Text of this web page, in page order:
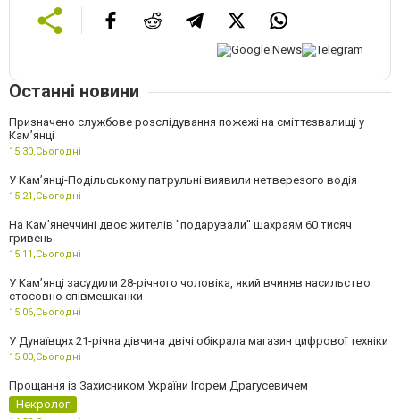
Останні новини
Призначено службове розслідування пожежі на сміттєзвалищі у
Кам’янці
15:30,Сьогодні
У Кам’янці-Подільському патрульні виявили нетверезого водія
15:21,Сьогодні
На Камʼянеччині двоє жителів "подарували" шахраям 60 тисяч
гривень
15:11,Сьогодні
У Камʼянці засудили 28-річного чоловіка, який вчиняв насильство
стосовно співмешканки
15:06,Сьогодні
У Дунаївцях 21-річна дівчина двічі обікрала магазин цифрової техніки
15:00,Сьогодні
Прощання із Захисником України Ігорем Драгусевичем
Некролог